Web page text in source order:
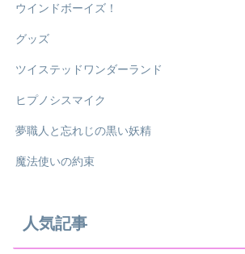
ウインドボーイズ！
グッズ
ツイステッドワンダーランド
ヒプノシスマイク
夢職人と忘れじの黒い妖精
魔法使いの約束
人気記事